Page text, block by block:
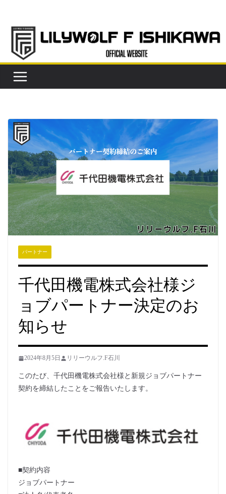
ツ
ス
パートナー
千代田機電株式会社様ジ
ョブパートナー決定のお
知らせ
2024年8月5日 リリーウルフ.F石川
このたび、千代田機電株式会社様と新規ジョブパートナー
契約を締結したことをご報告いたします。
■契約内容
ジョブパートナー